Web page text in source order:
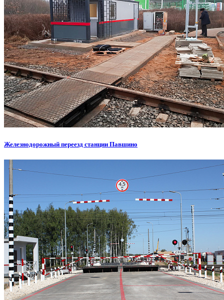
Железнодорожный переезд станции Павшино